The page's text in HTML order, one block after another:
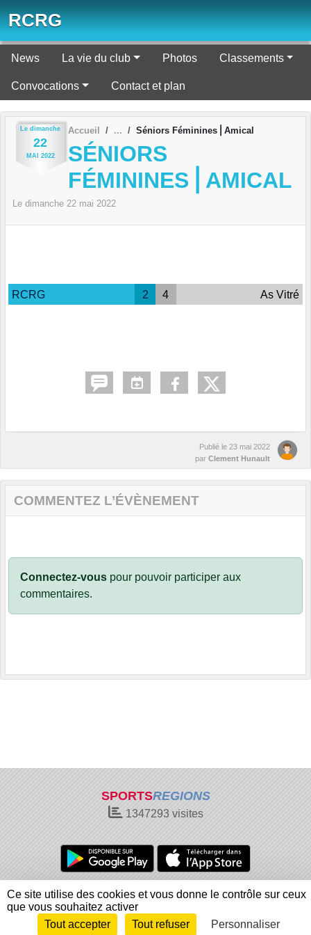
RCRG
News La vie du club Photos Classements
Convocations Contact et plan
Le dimanche
22
MAI 2022
Accueil Séniors Féminines⎪Amical
SÉNIORS
FÉMININES⎪AMICAL
Le dimanche 22 mai 2022
RCRG 2 4 As Vitré
Publié le 23 mai 2022
par Clement Hunault
COMMENTEZ L’ÉVÈNEMENT
Connectez-vous pour pouvoir participer aux
commentaires.
SPORTSREGIONS
1347293 visites
Charte cookies
Gestion des cookies
Informations légales
Signaler un contenu inapproprié
Envie de participer ?
Connexion
Ce site utilise des cookies et vous donne le contrôle sur ceux
que vous souhaitez activer
Tout accepter
Tout refuser Personnaliser